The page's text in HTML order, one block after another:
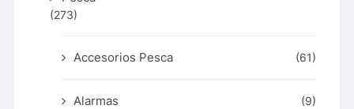
(273)
Accesorios Pesca (61)
Alarmas (9)